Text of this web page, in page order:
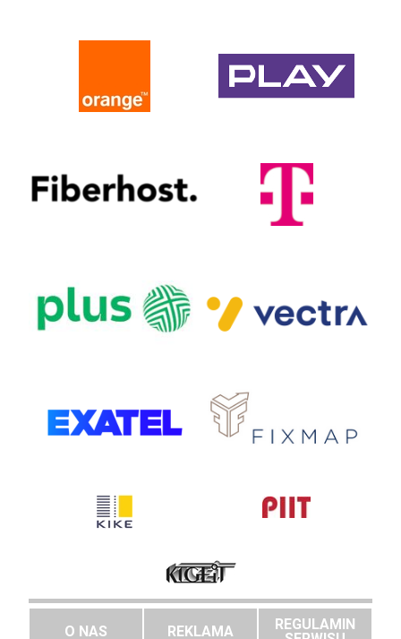
O NAS REKLAMA
REGULAMIN